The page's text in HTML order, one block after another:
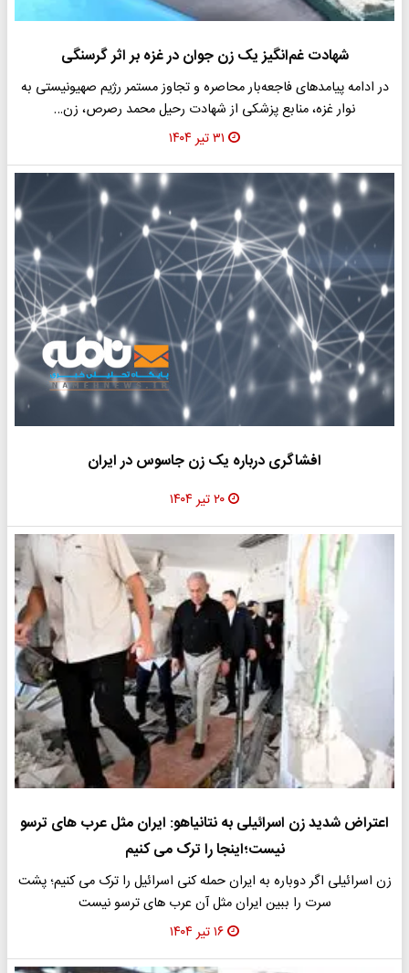
شهادت غم‌انگیز یک زن جوان در غزه بر اثر گرسنگی
در ادامه پیامدهای فاجعه‌بار محاصره و تجاوز مستمر رژیم صهیونیستی به
نوار غزه، منابع پزشکی از شهادت رحیل محمد رصرص، زن…
۳۱ تیر ۱۴۰۴
افشاگری درباره یک زن جاسوس در ایران
۲۰ تیر ۱۴۰۴
اعتراض شدید زن اسرائیلی به نتانیاهو: ایران مثل عرب های ترسو
نیست؛اینجا را ترک می کنیم
زن اسرائیلی اگر دوباره به ایران حمله کنی اسرائیل را ترک می کنیم؛ پشت
سرت را ببین ایران مثل آن عرب های ترسو نیست
۱۶ تیر ۱۴۰۴